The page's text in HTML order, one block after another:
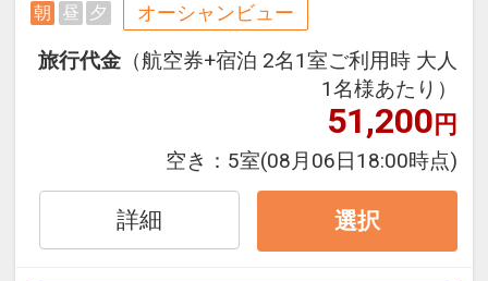
フライトと宿泊を自由に組み合わせ
できるダイナミックパッケージだか
ら、一都市滞在はもちろん周遊旅行
旅行期間中の1泊だけの宿泊や延
泊・飛び泊なども自由自在です。
フライトは、安心のJAL（または
JALグループ）確約！フライトマイ
朝 昼 夕 オーシャンビュー
旅行代金 （航空券+宿泊 2名1室ご利用時 大人
1名様あたり）
51,200円
空き： 5室(08月06日18:00時点)
詳細 選択